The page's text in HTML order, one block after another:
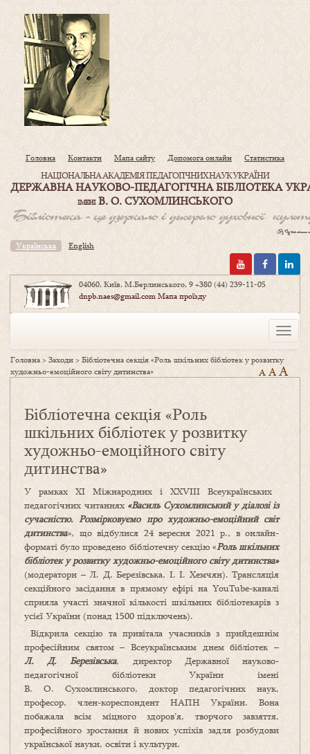
Головна Контакти Мапа сайту Допомога онлайн Статистика
НАЦІОНАЛЬНА АКАДЕМІЯ ПЕДАГОГІЧНИХ НАУК УКРАЇНИ
ДЕРЖАВНА НАУКОВО-ПЕДАГОГІЧНА БІБЛІОТЕКА
ІМЕНІВ. О. СУХОМЛИНСЬКОГО
Українська English
04060, Київ, М.Берлинського, 9+380 (44) 239-11-05
dnpb.naes@gmail.comМапа проїзду
Toggle
Головна >Заходи >Бібліотечна секція «Роль шкільних бібліотек у розвитку
художньо-емоційного світу дитинства»
A AA
Бібліотечна секція «Роль
шкільних бібліотек у розвитку
художньо-емоційного світу
дитинства»
У рамках ХІ Міжнародних і XXVIІІ Всеукраїнських
педагогічних читаннях «Василь Сухомлинський у діалозі із
сучасністю. Розмірковуємо про художньо-емоційний світ
дитинства», що відбулися 24 вересня 2021 р., в онлайн-
форматі було проведено бібліотечну секцію «Роль шкільних
бібліотек у розвитку художньо-емоційного світу дитинства»
(модератори – Л. Д. Березівська, І. І. Хемчян). Трансляція
секційного засідання в прямому ефірі на YouTube-каналі
сприяла участі значної кількості шкільних бібліотекарів з
усієї України (понад 1500 підключень).
Відкрила секцію та привітала учасників з прийдешнім
професійним святом – Всеукраїнським днем бібліотек –
Л. Д. Березівська, директор Державної науково-
педагогічної бібліотеки України імені
В. О. Сухомлинського, доктор педагогічних наук,
професор, член-кореспондент НАПН України. Вона
побажала всім міцного здоров’я, творчого завзяття,
професійного зростання й нових успіхів задля розбудови
української науки, освіти і культури.